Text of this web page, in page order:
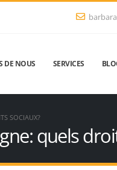
DE NOUS SERVICES
SOCIAUX?
quels